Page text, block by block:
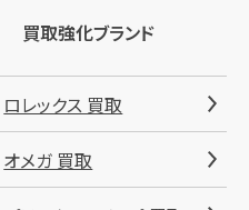
買取強化ブランド
ロレックス 買取
オメガ 買取